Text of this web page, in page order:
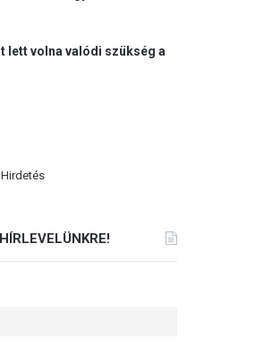
lett volna valódi szükség a
Hirdetés